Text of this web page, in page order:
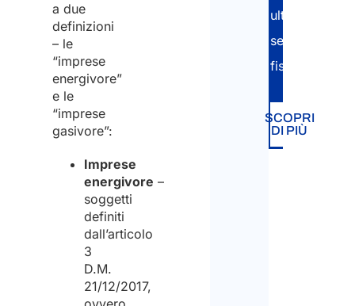
a due
definizioni
– le
“imprese
energivore”
e le
“imprese
gasivore”:
Imprese
energivore –
soggetti
definiti
dall’articolo
3
D.M.
21/12/2017,
ulteriori
servizi
fiscali.
SCOPRI
DI PIÙ